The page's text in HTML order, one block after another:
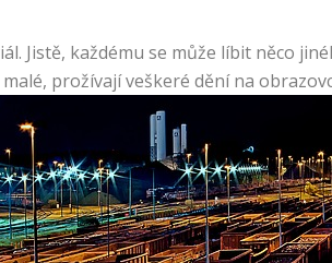
Jistě, každému se může líbit něco
prožívají veškeré dění na